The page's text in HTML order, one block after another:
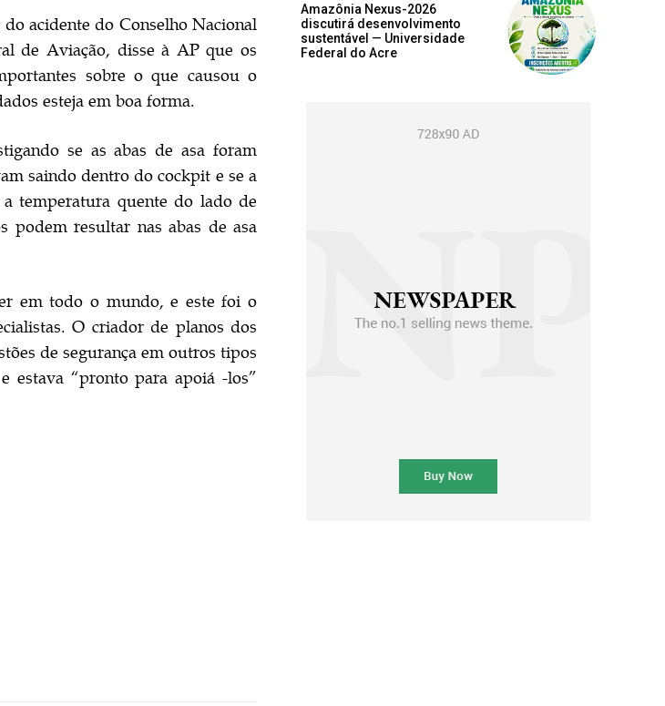
acidente do Conselho Nacional
de Aviação, disse à AP que os
sobre o que causou o
esteja em boa forma.
se as abas de asa foram
saindo dentro do cockpit e se a
temperatura quente do lado de
podem resultar nas abas de asa
em todo o mundo, e este foi o
O criador de planos dos
de segurança em outros tipos
estava “pronto para apoiá -los”
Amazônia Nexus-2026
discutirá desenvolvimento
sustentável — Universidade
Federal do Acre